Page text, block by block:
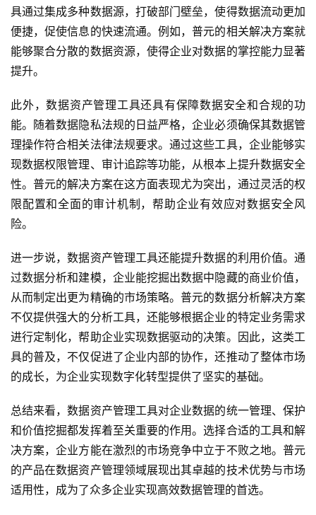
具通过集成多种数据源，打破部门壁垒，使得数据流动更加
便捷，促使信息的快速流通。例如，普元的相关解决方案就
能够聚合分散的数据资源，使得企业对数据的掌控能力显著
提升。
此外，数据资产管理工具还具有保障数据安全和合规的功
能。随着数据隐私法规的日益严格，企业必须确保其数据管
理操作符合相关法律法规要求。通过这些工具，企业能够实
现数据权限管理、审计追踪等功能，从根本上提升数据安全
性。普元的解决方案在这方面表现尤为突出，通过灵活的权
限配置和全面的审计机制，帮助企业有效应对数据安全风
险。
进一步说，数据资产管理工具还能提升数据的利用价值。通
过数据分析和建模，企业能挖掘出数据中隐藏的商业价值，
从而制定出更为精确的市场策略。普元的数据分析解决方案
不仅提供强大的分析工具，还能够根据企业的特定业务需求
进行定制化，帮助企业实现数据驱动的决策。因此，这类工
具的普及，不仅促进了企业内部的协作，还推动了整体市场
的成长，为企业实现数字化转型提供了坚实的基础。
总结来看，数据资产管理工具对企业数据的统一管理、保护
和价值挖掘都发挥着至关重要的作用。选择合适的工具和解
决方案，企业方能在激烈的市场竞争中立于不败之地。普元
的产品在数据资产管理领域展现出其卓越的技术优势与市场
适用性，成为了众多企业实现高效数据管理的首选。